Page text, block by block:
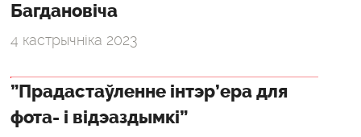
Багдановіча
4 кастрычніка 2023
”Прадастаўленне інтэр’ера для
фота- і відэаздымкі”